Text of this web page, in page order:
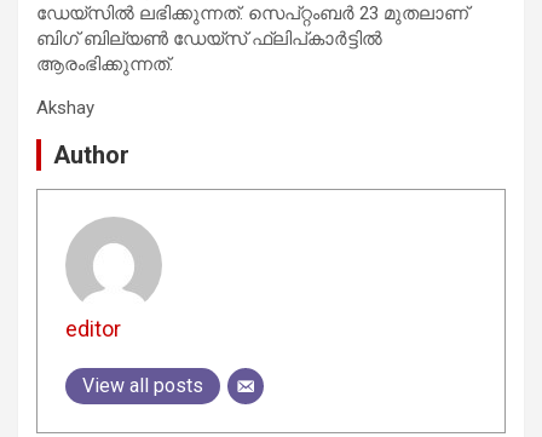
ഡേയ്‌സിൽ ലഭിക്കുന്നത്. സെപ്റ്റംബർ 23 മുതലാണ്
ബിഗ് ബില്യൺ ഡേയ്‌സ് ഫ്ലിപ്കാർട്ടിൽ
ആരംഭിക്കുന്നത്.
Akshay
Author
editor
View all posts